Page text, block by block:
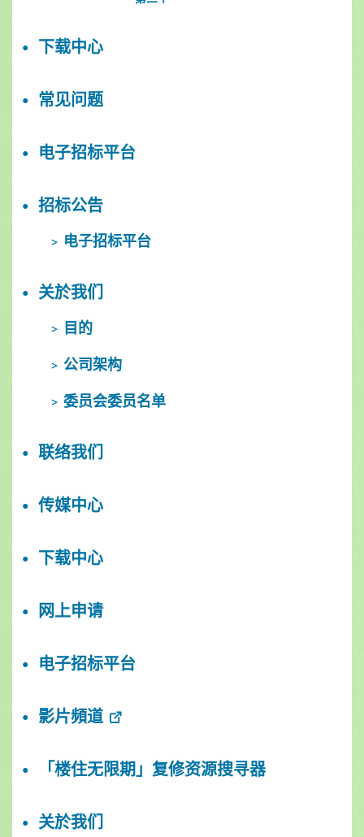
下载中心
常见问题
电子招标平台
招标公告
电子招标平台
关於我们
目的
公司架构
委员会委员名单
联络我们
传媒中心
下载中心
网上申请
电子招标平台
影片頻道
「楼住无限期」复修资源搜寻器
关於我们